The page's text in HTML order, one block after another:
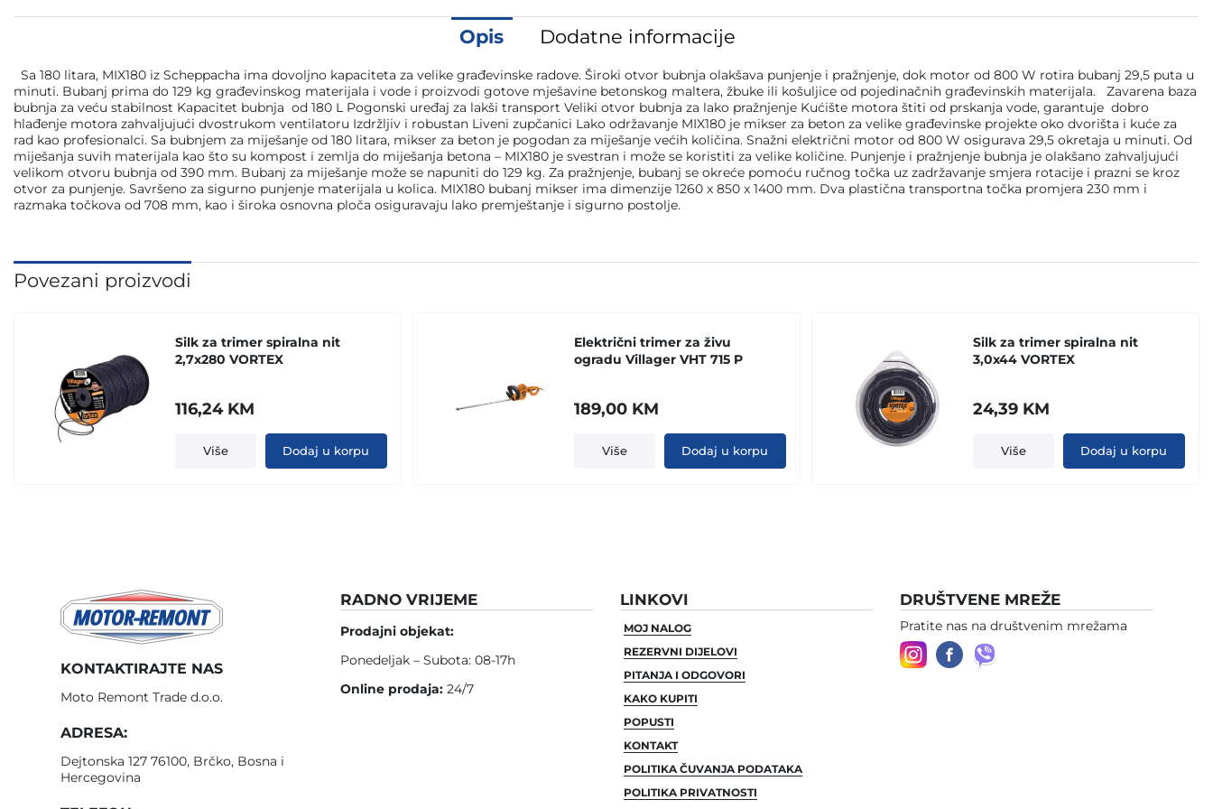
Opis Dodatne informacije
Sa 180 litara, MIX180 iz Scheppacha ima dovoljno kapaciteta za velike građevinske radove. Široki otvor bubnja olakšava punjenje i pražnjenje, dok motor od 800 W rotira bubanj 29,5 puta u
minuti. Bubanj prima do 129 kg građevinskog materijala i vode i proizvodi gotove mješavine betonskog maltera, žbuke ili košuljice od pojedinačnih građevinskih materijala. Zavarena baza
bubnja za veću stabilnost Kapacitet bubnja od 180 L Pogonski uređaj za lakši transport Veliki otvor bubnja za lako pražnjenje Kućište motora štiti od prskanja vode, garantuje dobro
hlađenje motora zahvaljujući dvostrukom ventilatoru Izdržljiv i robustan Liveni zupčanici Lako održavanje MIX180 je mikser za beton za velike građevinske projekte oko dvorišta i kuće za
rad kao profesionalci. Sa bubnjem za miješanje od 180 litara, mikser za beton je pogodan za miješanje većih količina. Snažni električni motor od 800 W osigurava 29,5 okretaja u minuti. Od
miješanja suvih materijala kao što su kompost i zemlja do miješanja betona – MIX180 je svestran i može se koristiti za velike količine. Punjenje i pražnjenje bubnja je olakšano zahvaljujući
velikom otvoru bubnja od 390 mm. Bubanj za miješanje može se napuniti do 129 kg. Za pražnjenje, bubanj se okreće pomoću ručnog točka uz zadržavanje smjera rotacije i prazni se kroz
otvor za punjenje. Savršeno za sigurno punjenje materijala u kolica. MIX180 bubanj mikser ima dimenzije 1260 x 850 x 1400 mm. Dva plastična transportna točka promjera 230 mm i
razmaka točkova od 708 mm, kao i široka osnovna ploča osiguravaju lako premještanje i sigurno postolje.
Povezani proizvodi
Silk za trimer spiralna nit
2,7x280 VORTEX
116,24 KM
Više Dodaj u korpu
Električni trimer za živu
ogradu Villager VHT 715 P
189,00 KM
Više Dodaj u korpu
Silk za trimer spiralna nit
3,0x44 VORTEX
24,39 KM
Više Dodaj u korpu
KONTAKTIRAJTE NAS
Moto Remont Trade d.o.o.
ADRESA:
Dejtonska 127 76100, Brčko, Bosna i
Hercegovina
RADNO VRIJEME
Prodajni objekat:
Ponedeljak – Subota: 08-17h
Online prodaja: 24/7
LINKOVI
MOJ NALOG
REZERVNI DIJELOVI
PITANJA I ODGOVORI
KAKO KUPITI
POPUSTI
KONTAKT
POLITIKA ČUVANJA PODATAKA
POLITIKA PRIVATNOSTI
DRUŠTVENE MREŽE
Pratite nas na društvenim mrežama